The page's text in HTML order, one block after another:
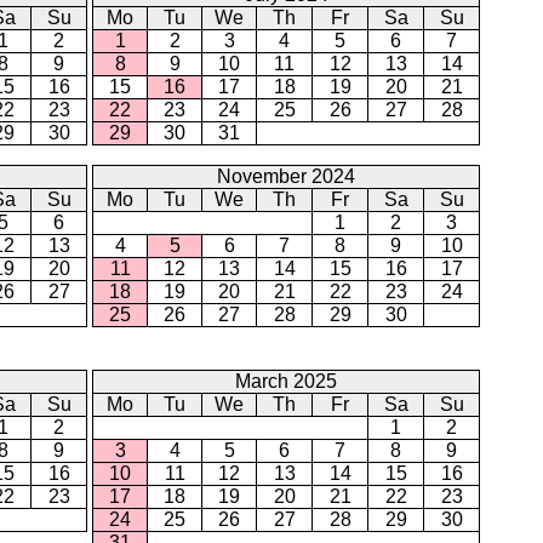
Su
1
2
9
16
23
30
Mo
Tu We Th Fr Sa
Su
1
2 3 4 5 6
7
8
9 10 11 12 13
14
15
16 17 18 19 20
21
22
23 24 25 26 27
28
29
30 31
Su
6
13
20
27
November 2024
Mo
Tu We Th Fr Sa
Su
1
2
3
4
5 6 7 8 9
10
11
12 13 14 15 16
17
18
19 20 21 22 23
24
25
26 27 28 29 30
Su
1
2
9
16
23
March 2025
Mo
Tu We Th Fr Sa
Su
1
2
3
4 5 6 7 8
9
10
11 12 13 14 15
16
17
18 19 20 21 22
23
24
25 26 27 28 29
30